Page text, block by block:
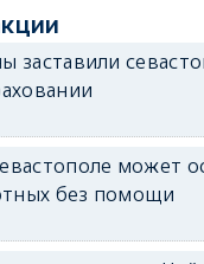
заставили
может
без помощи